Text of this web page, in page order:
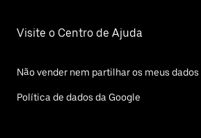
Visite o Centro de Ajuda
Não vender nem partilhar os meus dados
Política de dados da Google